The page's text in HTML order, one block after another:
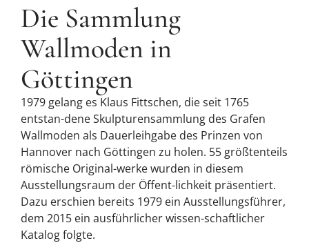
Die Sammlung
Wallmoden in
Göttingen
1979 gelang es Klaus Fittschen, die seit 1765
entstan-dene Skulpturensammlung des Grafen
Wallmoden als Dauerleihgabe des Prinzen von
Hannover nach Göttingen zu holen. 55 größtenteils
römische Original-werke wurden in diesem
Ausstellungsraum der Öffent-lichkeit präsentiert.
Dazu erschien bereits 1979 ein Ausstellungsführer,
dem 2015 ein ausführlicher wissen-schaftlicher
Katalog folgte.